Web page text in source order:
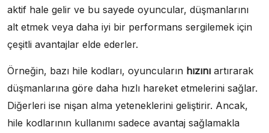
aktif hale gelir ve bu sayede oyuncular, düşmanlarını
alt etmek veya daha iyi bir performans sergilemek için
çeşitli avantajlar elde ederler.
Örneğin, bazı hile kodları, oyuncuların hızını artırarak
düşmanlarına göre daha hızlı hareket etmelerini sağlar.
Diğerleri ise nişan alma yeteneklerini geliştirir. Ancak,
hile kodlarının kullanımı sadece avantaj sağlamakla